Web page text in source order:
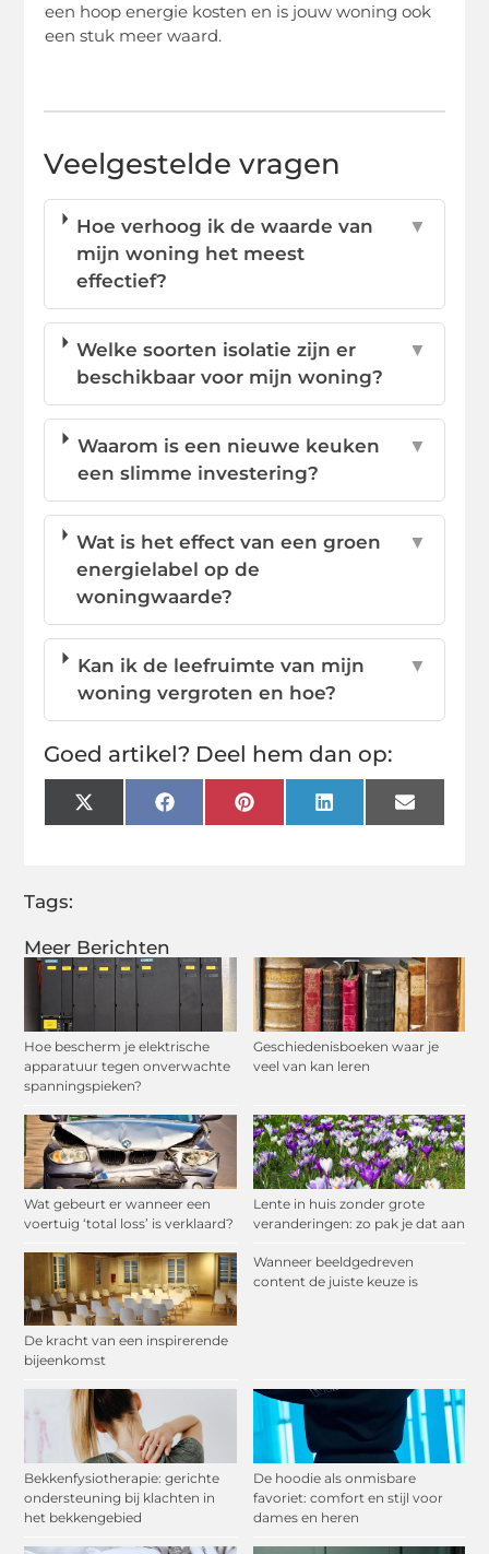
Meer Berichten
Hoe bescherm je elektrische
apparatuur tegen onverwachte
spanningspieken?
Geschiedenisboeken waar je
veel van kan leren
Wat gebeurt er wanneer een
voertuig ‘total loss’ is verklaard?
Lente in huis zonder grote
veranderingen: zo pak je dat aan
De kracht van een inspirerende
bijeenkomst
Wanneer beeldgedreven
content de juiste keuze is
Bekkenfysiotherapie: gerichte
ondersteuning bij klachten in
het bekkengebied
De hoodie als onmisbare
favoriet: comfort en stijl voor
dames en heren
een hoop energie kosten en is jouw woning ook
een stuk meer waard.
Veelgestelde vragen
Hoe verhoog ik de waarde van
mijn woning het meest
effectief?
▼
Welke soorten isolatie zijn er
beschikbaar voor mijn woning?
▼
Waarom is een nieuwe keuken
een slimme investering?
▼
Wat is het effect van een groen
energielabel op de
woningwaarde?
▼
Kan ik de leefruimte van mijn
woning vergroten en hoe?
▼
Goed artikel? Deel hem dan op:
X
(Twitter)
FacebookPinterestLinkedInEmail
Tags: